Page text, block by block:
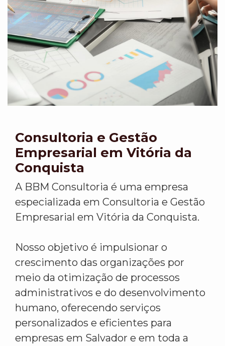
Consultoria e Gestão
Empresarial em Vitória da
Conquista
A BBM Consultoria é uma empresa
especializada em Consultoria e Gestão
Empresarial em Vitória da Conquista.
Nosso objetivo é impulsionar o
crescimento das organizações por
meio da otimização de processos
administrativos e do desenvolvimento
humano, oferecendo serviços
personalizados e eficientes para
empresas em Salvador e em toda a